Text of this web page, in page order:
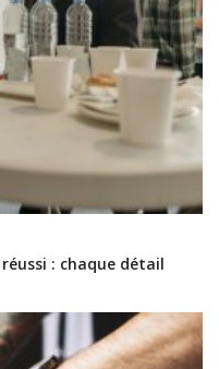
réussi : chaque détail